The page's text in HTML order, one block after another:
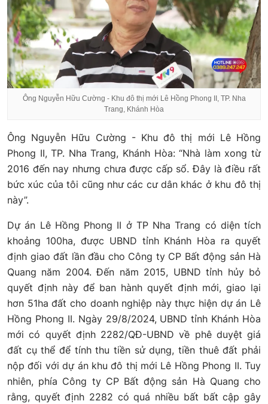
Ông Nguyễn Hữu Cường - Khu đô thị mới Lê Hồng Phong II, TP. Nha
Trang, Khánh Hòa
Ông Nguyễn Hữu Cường - Khu đô thị mới Lê Hồng
Phong II, TP. Nha Trang, Khánh Hòa: “Nhà làm xong từ
2016 đến nay nhưng chưa được cấp sổ. Đây là điều rất
bức xúc của tôi cũng như các cư dân khác ở khu đô thị
này”.
Dự án Lê Hồng Phong II ở TP Nha Trang có diện tích
khoảng 100ha, được UBND tỉnh Khánh Hòa ra quyết
định giao đất lần đầu cho Công ty CP Bất động sản Hà
Quang năm 2004. Đến năm 2015, UBND tỉnh hủy bỏ
quyết định này để ban hành quyết định mới, giao lại
hơn 51ha đất cho doanh nghiệp này thực hiện dự án Lê
Hồng Phong II. Ngày 29/8/2024, UBND tỉnh Khánh Hòa
mới có quyết định 2282/QĐ-UBND về phê duyệt giá
đất cụ thể để tính thu tiền sử dụng, tiền thuê đất phải
nộp đối với dự án khu đô thị mới Lê Hồng Phong II. Tuy
nhiên, phía Công ty CP Bất động sản Hà Quang cho
rằng, quyết định 2282 có quá nhiều bất bất cập gây